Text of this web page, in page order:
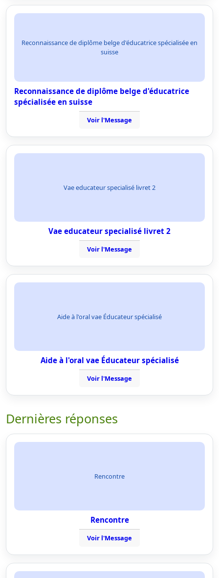
Reconnaissance de diplôme belge d'éducatrice spécialisée en
suisse
Reconnaissance de diplôme belge d'éducatrice
spécialisée en suisse
Voir l'Message
Vae educateur specialisé livret 2
Vae educateur specialisé livret 2
Voir l'Message
Aide à l'oral vae Éducateur spécialisé
Aide à l'oral vae Éducateur spécialisé
Voir l'Message
Dernières réponses
Rencontre
Rencontre
Voir l'Message